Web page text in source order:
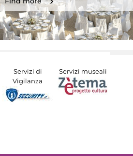
Servizi di
Vigilanza
Servizi museali